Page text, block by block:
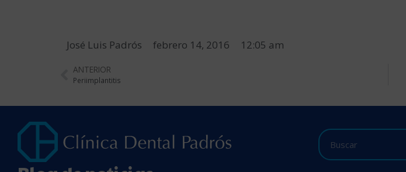
José Luis Padrós febrero 14, 2016 12:05 am
ANTERIOR
Periimplantitis